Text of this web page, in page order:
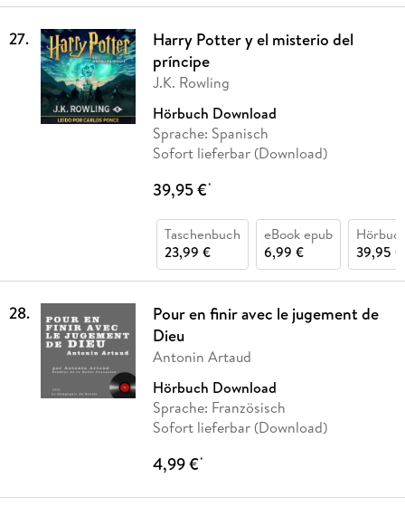
27.
Harry Potter y el misterio del
príncipe
J.K. Rowling
Hörbuch Download
Sprache: Spanisch
Sofort lieferbar (Download)
39,95 €*
Taschenbuch
23,99 €
eBook epub
6,99 €
39,95 €
28.
Pour en finir avec le jugement de
Dieu
Antonin Artaud
Hörbuch Download
Sprache: Französisch
Sofort lieferbar (Download)
4,99 €*